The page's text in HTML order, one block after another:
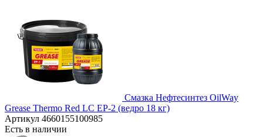
Смазка Нефтесинтез OilWay
Grease Thermo Red LC EP-2 (ведро 18 кг)
Артикул 4660155100985
Есть в наличии